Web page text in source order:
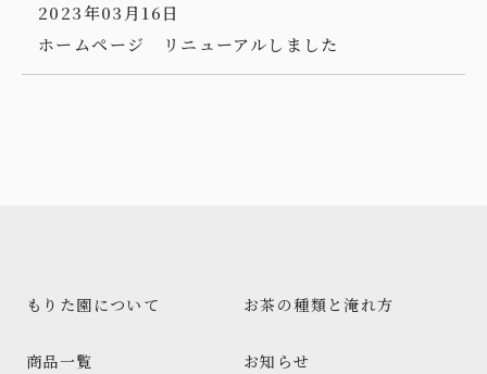
2023年03月16日
ホームページ リニューアルしました
もりた園について
商品一覧
お茶の種類と淹れ方
お知らせ